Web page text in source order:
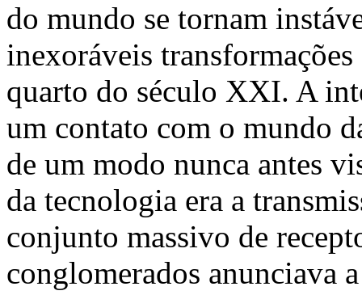
do mundo se tornam
inexoráveis
quarto do século XXI. A
um contato com o mundo
de um modo nunca antes
da tecnologia era a
conjunto massivo de
conglomerados anunciava